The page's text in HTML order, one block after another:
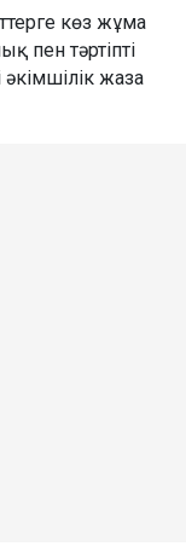
көз жұма
пен тәртіпті
жаза